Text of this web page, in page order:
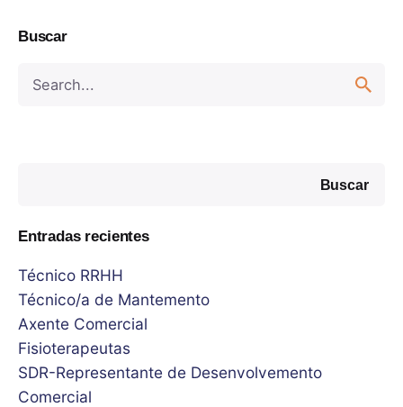
Buscar
Buscar
Entradas recientes
Técnico RRHH
Técnico/a de Mantemento
Axente Comercial
Fisioterapeutas
SDR-Representante de Desenvolvemento
Comercial